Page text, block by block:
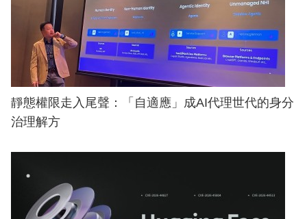
靜態權限走入尾聲：「自適應」成AI代理世代的身分
治理解方